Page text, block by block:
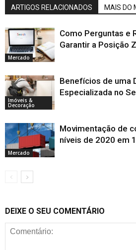
ARTIGOS RELACIONADOS MAIS DO
Mercado
Como Perguntas e
Garantir a Posição
Imóveis &
Decoração
Benefícios de uma
Especializada no
Mercado
Movimentação de
níveis de 2020 em
DEIXE O SEU COMENTÁRIO